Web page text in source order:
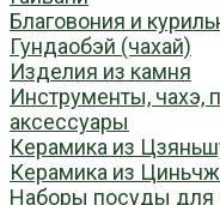
Благовония и
Гундаобэй (чахай)
Изделия из камня
Инструменты, чахэ,
аксессуары
Керамика из
Керамика из
Наборы посуды для